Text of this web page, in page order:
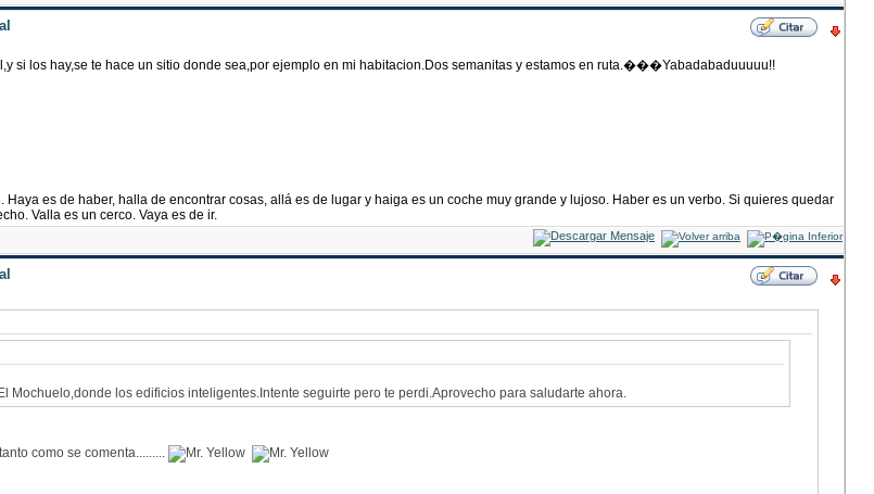
si los hay,se te hace un sitio donde sea,por ejemplo en mi habitacion.Dos semanitas y estamos en ruta.���Yabadabaduuuuu!!
es de haber, halla de encontrar cosas, allá es de lugar y haiga es un coche muy grande y lujoso. Haber es un verbo. Si quieres quedar
Valla es un cerco. Vaya es de ir.
Mochuelo,donde los edificios inteligentes.Intente seguirte pero te perdi.Aprovecho para saludarte ahora.
como se comenta.........